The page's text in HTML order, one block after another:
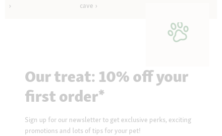
cave
Our treat: 10% off your
first order*
Sign up for our newsletter to get exclusive perks, exciting
promotions and lots of tips for your pet!